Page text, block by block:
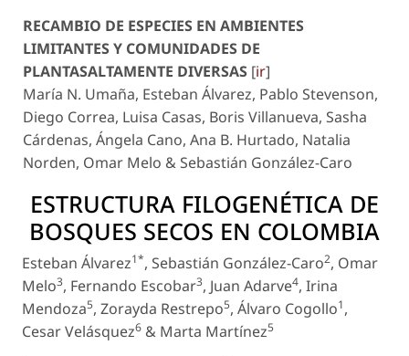
RECAMBIO DE ESPECIES EN AMBIENTES
LIMITANTES Y COMUNIDADES DE
PLANTASALTAMENTE DIVERSAS [ir]
María N. Umaña, Esteban Álvarez, Pablo Stevenson,
Diego Correa, Luisa Casas, Boris Villanueva, Sasha
Cárdenas, Ángela Cano, Ana B. Hurtado, Natalia
Norden, Omar Melo & Sebastián González-Caro
ESTRUCTURA FILOGENÉTICA DE
BOSQUES SECOS EN COLOMBIA
Esteban Álvarez1*, Sebastián González-Caro2, Omar
Melo3, Fernando Escobar3, Juan Adarve4, Irina
Mendoza5, Zorayda Restrepo5, Álvaro Cogollo1,
Cesar Velásquez6 & Marta Martínez5